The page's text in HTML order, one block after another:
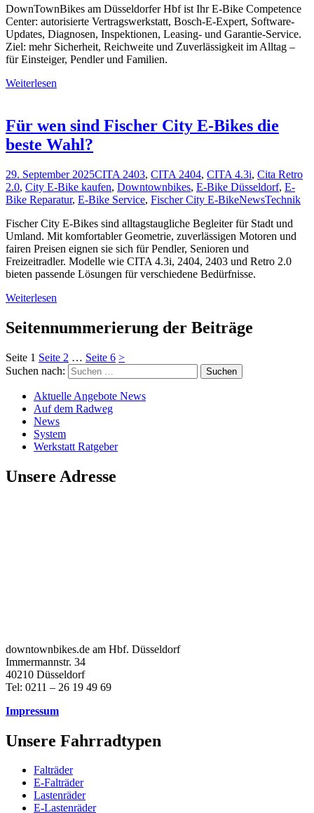
DownTownBikes am Düsseldorfer Hbf ist Ihr E-Bike Competence
Center: autorisierte Vertragswerkstatt, Bosch-E-Expert, Software-
Updates, Diagnosen, Inspektionen, Leasing- und Garantie-Service.
Ziel: mehr Sicherheit, Reichweite und Zuverlässigkeit im Alltag –
für Einsteiger, Pendler und Familien.
Weiterlesen
Für wen sind Fischer City E-Bikes die
beste Wahl?
29. September 2025CITA 2403, CITA 2404, CITA 4.3i, Cita Retro
2.0, City E-Bike kaufen, Downtownbikes, E-Bike Düsseldorf, E-
Bike Reparatur, E-Bike Service, Fischer City E-BikeNewsTechnik
Fischer City E-Bikes sind alltagstaugliche Begleiter für Stadt und
Umland. Mit komfortabler Geometrie, zuverlässigen Motoren und
fairen Preisen eignen sie sich für Pendler, Senioren und
Freizeitradler. Modelle wie CITA 4.3i, 2404, 2403 und Retro 2.0
bieten passende Lösungen für verschiedene Bedürfnisse.
Weiterlesen
Seitennummerierung der Beiträge
Seite 1 Seite 2 … Seite 6 >
Suchen nach:
Aktuelle Angebote News
Auf dem Radweg
News
System
Werkstatt Ratgeber
Unsere Adresse
downtownbikes.de am Hbf. Düsseldorf
Immermannstr. 34
40210 Düsseldorf
Tel: 0211 – 26 19 49 69
Impressum
Unsere Fahrradtypen
Falträder
E-Falträder
Lastenräder
E-Lastenräder